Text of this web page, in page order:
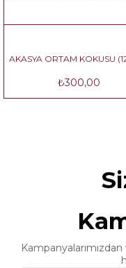
ORTAM KOKUSU
₺300,00